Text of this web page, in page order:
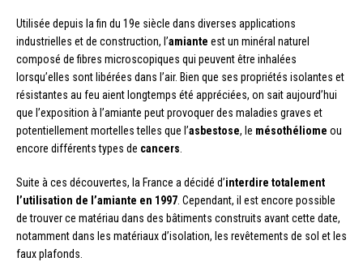
Utilisée depuis la fin du 19e siècle dans diverses applications
industrielles et de construction, l’amiante est un minéral naturel
composé de fibres microscopiques qui peuvent être inhalées
lorsqu’elles sont libérées dans l’air. Bien que ses propriétés isolantes et
résistantes au feu aient longtemps été appréciées, on sait aujourd’hui
que l’exposition à l’amiante peut provoquer des maladies graves et
potentiellement mortelles telles que l’asbestose, le mésothéliome ou
encore différents types de cancers.
Suite à ces découvertes, la France a décidé d’interdire totalement
l’utilisation de l’amiante en 1997. Cependant, il est encore possible
de trouver ce matériau dans des bâtiments construits avant cette date,
notamment dans les matériaux d’isolation, les revêtements de sol et les
faux plafonds.